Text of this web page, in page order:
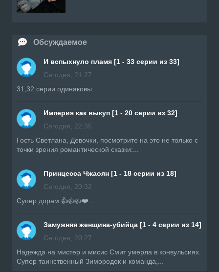
Обсуждаемое
И вспыхнуло пламя [1 - 33 серии из 33]
Сегодня, 21:27
31,32 серии одинаковы...
Империя как выкуп [1 - 20 серии из 32]
Сегодня, 22:35
Гость Светлана, Девочки, посмотрите на это не только с
точки зрения романтической сказки:...
Принцесса Чжаоян [1 - 18 серии из 18]
Сегодня, 20:32
Супер дорам 👍👍👍❤️...
Замужняя женщина-убийца [1 - 4 серии из 14]
Сегодня, 20:27
Надежда на мистер и мисис Смит умерла в конвульсиях.
Супер таинственный Зимородок и команда,...